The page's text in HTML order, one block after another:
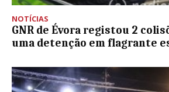
NOTÍCIAS
GNR de Évora registou 2
uma detenção em flagrante